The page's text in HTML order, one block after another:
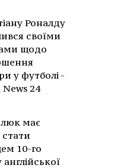
Роналду
своїми
щодо
у футболі -
24
має
10-го
англійської